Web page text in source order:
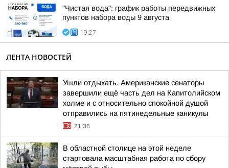
"Чистая вода": график работы передвижных
пунктов набора воды 9 августа
19:27
ЛЕНТА НОВОСТЕЙ
Ушли отдыхать. Американские сенаторы
завершили ещё часть дел на Капитолийском
холме и с относительно спокойной душой
отправились на пятинедельные каникулы
21:36
В областной столице на этой неделе
стартовала масштабная работа по сбору